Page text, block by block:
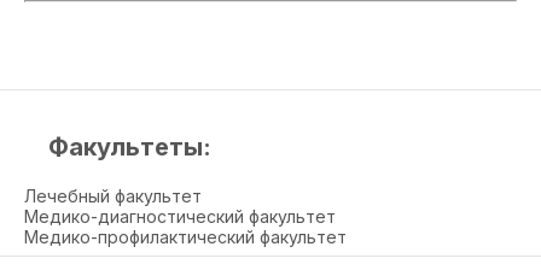
Факультеты:
Лечебный факультет
Медико-диагностический факультет
Медико-профилактический факультет